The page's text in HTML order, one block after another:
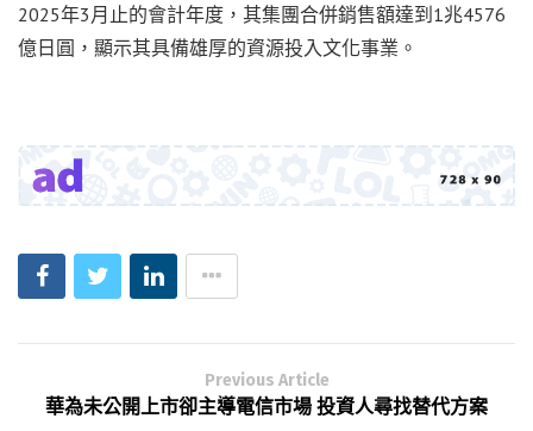
2025年3月止的會計年度，其集團合併銷售額達到1兆4576
億日圓，顯示其具備雄厚的資源投入文化事業。
Previous Article
華為未公開上市卻主導電信市場 投資人尋找替代方案